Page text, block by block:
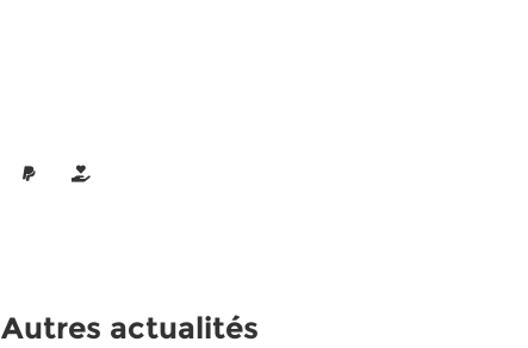
Autres actualités